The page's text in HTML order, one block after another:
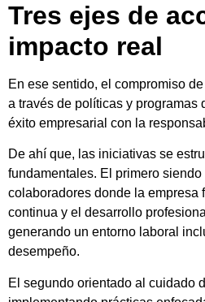
Tres ejes de
impacto real
En ese sentido, el compromiso
a través de políticas y programas
éxito empresarial con la
De ahí que, las iniciativas se
fundamentales. El primero
colaboradores donde la empresa
continua y el desarrollo
generando un entorno laboral
desempeño.
El segundo orientado al cuidado